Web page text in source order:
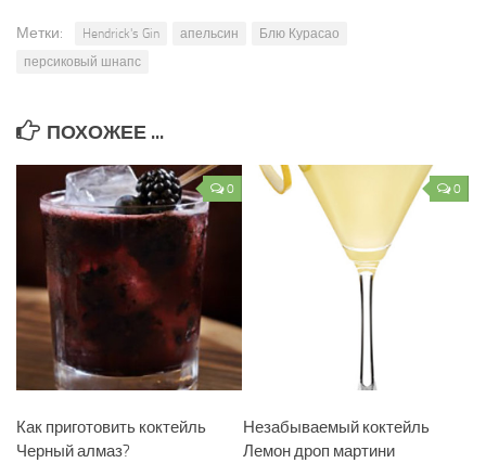
Метки: Hendrick's Gin апельсин
Блю Курасао
персиковый шнапс
ПОХОЖЕЕ ...
0
Как приготовить коктейль
Черный алмаз?
0
Незабываемый коктейль
Лемон дроп мартини